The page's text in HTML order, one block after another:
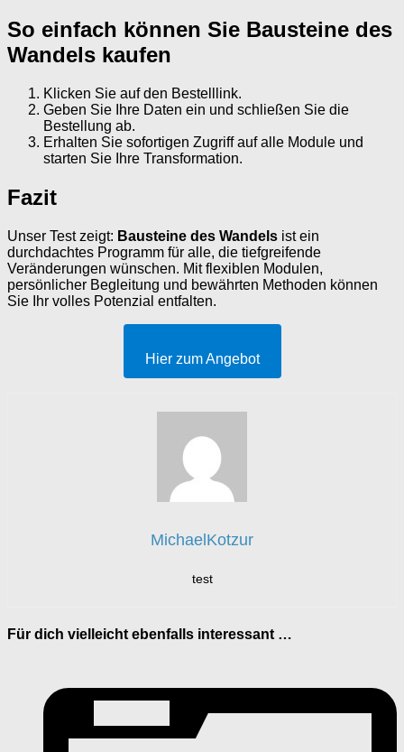
So einfach können Sie Bausteine des
Wandels kaufen
Klicken Sie auf den Bestelllink.
Geben Sie Ihre Daten ein und schließen Sie die
Bestellung ab.
Erhalten Sie sofortigen Zugriff auf alle Module und
starten Sie Ihre Transformation.
Fazit
Unser Test zeigt: Bausteine des Wandels ist ein
durchdachtes Programm für alle, die tiefgreifende
Veränderungen wünschen. Mit flexiblen Modulen,
persönlicher Begleitung und bewährten Methoden können
Sie Ihr volles Potenzial entfalten.
Hier zum Angebot
MichaelKotzur
test
Für dich vielleicht ebenfalls interessant …